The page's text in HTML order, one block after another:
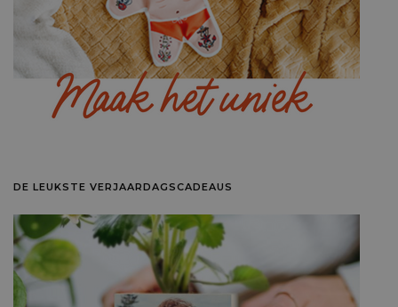
DE LEUKSTE VERJAARDAGSCADEAUS